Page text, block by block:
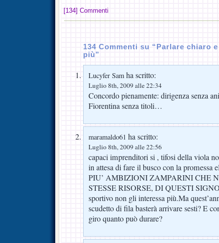
[134] Commenti
134 Commenti su “Parlare chiaro
più”
Lucyfer Sam ha scritto:
Luglio 8th, 2009 alle 22:34
Concordo pienamente: dirigenza senza
Fiorentina senza titoli…
maramaldo61 ha scritto:
Luglio 8th, 2009 alle 22:56
capaci imprenditori si , tifosi della viola
in attesa di fare il busco con la promessa
PIU’ AMBIZIONI ZAMPARINI CHE
STESSE RISORSE, DI QUESTI
sportivo non gli interessa più.Ma
scudetto di fila basterà arrivare sesti? E
giro quanto può durare?